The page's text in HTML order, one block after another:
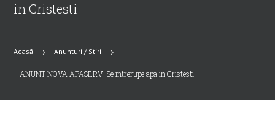
in Cristesti
Acasă 5 Anunturi / Stiri 5
ANUNT NOVA APASERV: Se intrerupe apa in Cristesti